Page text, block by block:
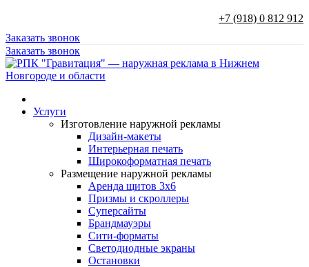
+7 (918) 0 812 912
Заказать звонок
Заказать звонок
Услуги
Изготовление наружной рекламы
Дизайн-макеты
Интерьерная печать
Широкоформатная печать
Размещение наружной рекламы
Аренда щитов 3х6
Призмы и скроллеры
Суперсайты
Брандмауэры
Сити-форматы
Светодиодные экраны
Остановки